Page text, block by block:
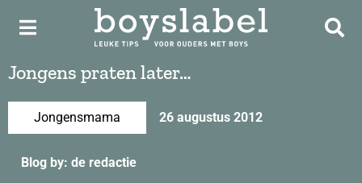
Jongens praten later…
Jongensmama 26 augustus 2012
Blog by: de redactie